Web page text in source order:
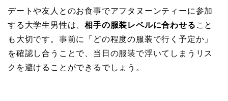
デートや友人とのお食事でアフタヌーンティーに参加
する大学生男性は、相手の服装レベルに合わせる こと
も大切です。事前に「どの程度の服装で行く予定か」
を確認し合うことで、当日の服装で浮いてしまうリス
クを避けることができるでしょう。